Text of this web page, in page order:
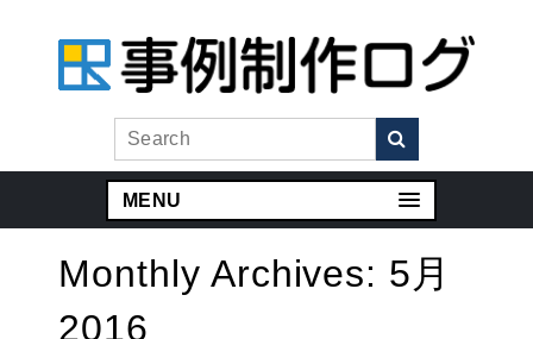
MENU
Monthly Archives: 5月
2016